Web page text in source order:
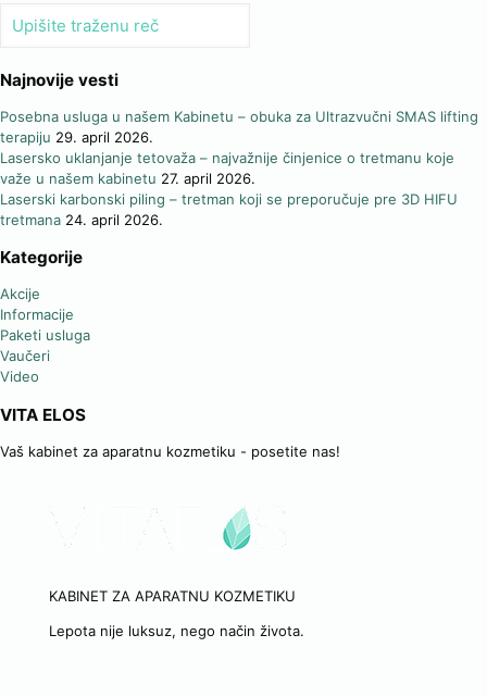
Najnovije vesti
Posebna usluga u našem Kabinetu – obuka za Ultrazvučni SMAS lifting
terapiju 29. april 2026.
Lasersko uklanjanje tetovaža – najvažnije činjenice o tretmanu koje
važe u našem kabinetu 27. april 2026.
Laserski karbonski piling – tretman koji se preporučuje pre 3D HIFU
tretmana 24. april 2026.
Kategorije
Akcije
Informacije
Paketi usluga
Vaučeri
Video
VITA ELOS
Vaš kabinet za aparatnu kozmetiku - posetite nas!
KABINET ZA APARATNU KOZMETIKU
Lepota nije luksuz, nego način života.